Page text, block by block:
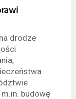
drodze
budowę